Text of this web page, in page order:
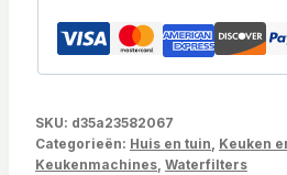
SKU: d35a23582067
Categorieën: Huis en tuin Keuken
Keukenmachines Waterfilters